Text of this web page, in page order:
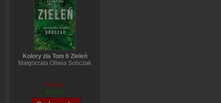
Kolory zła Tom 6 Zieleń
Małgorzata Oliwia Sobczak
€13,92
€11,18